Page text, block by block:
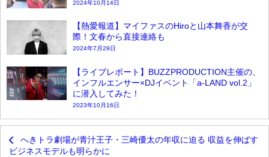
2024年10月14日
【熱愛報道】マイファスのHiroと山本舞香が交
際！文春から直接連絡も
2024年7月29日
【ライブレポート】BUZZPRODUCTION主催の、
インフルエンサー×DJイベント「a-LAND vol.2」
に潜入してみた！
2023年10月16日
へきトラ劇場が青汁王子・三崎優太の年収に迫る 収益を伸ばす
ビジネスモデルも明らかに